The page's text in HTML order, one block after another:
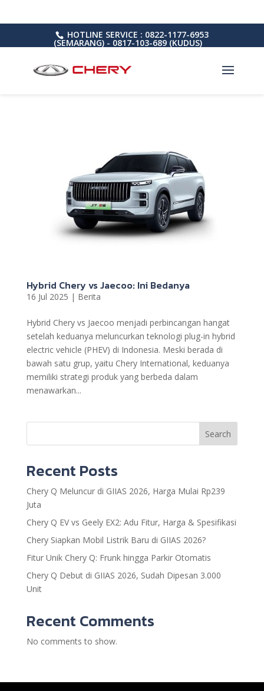
HOTLINE SERVICE : 0822-1177-6953
(SEMARANG) - 0817-103-689 (KUDUS)
Hybrid Chery vs Jaecoo: Ini Bedanya
16 Jul 2025 | Berita
Hybrid Chery vs Jaecoo menjadi perbincangan hangat
setelah keduanya meluncurkan teknologi plug-in hybrid
electric vehicle (PHEV) di Indonesia. Meski berada di
bawah satu grup, yaitu Chery International, keduanya
memiliki strategi produk yang berbeda dalam
menawarkan...
Search
Recent Posts
Chery Q Meluncur di GIIAS 2026, Harga Mulai Rp239
Juta
Chery Q EV vs Geely EX2: Adu Fitur, Harga & Spesifikasi
Chery Siapkan Mobil Listrik Baru di GIIAS 2026?
Fitur Unik Chery Q: Frunk hingga Parkir Otomatis
Chery Q Debut di GIIAS 2026, Sudah Dipesan 3.000
Unit
Recent Comments
No comments to show.